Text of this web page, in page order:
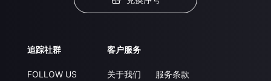
追踪社群
FOLLOW US
客户服务
关于我们
服务条款